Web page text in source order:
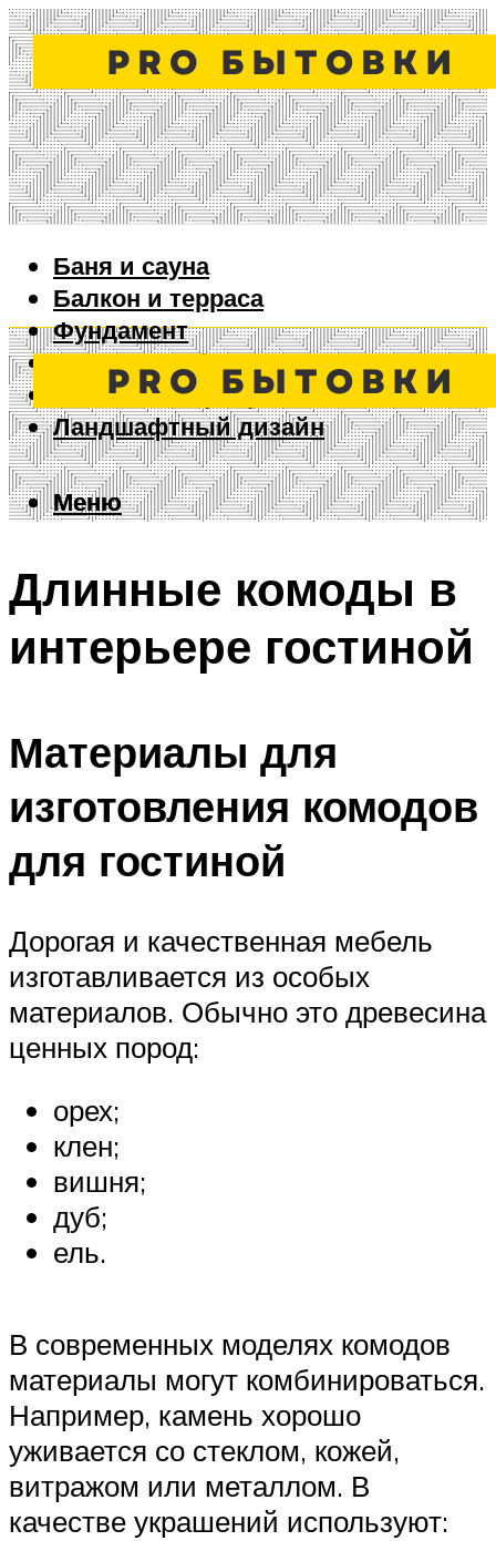
Баня и сауна
Балкон и терраса
Фундамент
Ворота и забор
Дизайн интерьера
Ландшафтный дизайн
Меню
Меню
Длинные комоды в
интерьере гостиной
Материалы для
изготовления комодов
для гостиной
Дорогая и качественная мебель
изготавливается из особых
материалов. Обычно это древесина
ценных пород:
орех;
клен;
вишня;
дуб;
ель.
В современных моделях комодов
материалы могут комбинироваться.
Например, камень хорошо
уживается со стеклом, кожей,
витражом или металлом. В
качестве украшений используют: